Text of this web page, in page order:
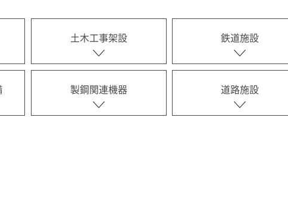
土木工事架設 鉄道施設
製鋼関連機器 道路施設